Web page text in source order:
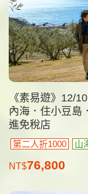
《素易遊》12/
內海．住小豆島
進免稅店
第二人折1000 山
NT$76,800